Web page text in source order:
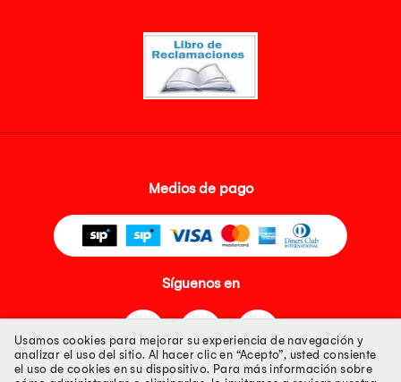
Medios de pago
Síguenos en
Usamos cookies para mejorar su experiencia de navegación y
analizar el uso del sitio. Al hacer clic en “Acepto”, usted consiente
el uso de cookies en su dispositivo. Para más información sobre